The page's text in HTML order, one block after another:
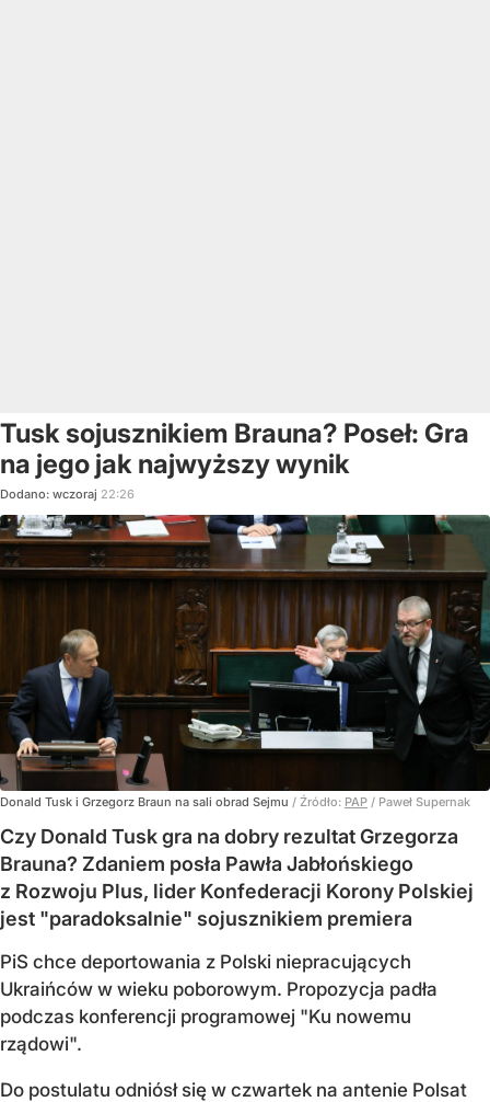
Tusk sojusznikiem Brauna? Poseł: Gra
na jego jak najwyższy wynik
Dodano: wczoraj 22:26
Donald Tusk i Grzegorz Braun na sali obrad Sejmu / Źródło: PAP / Paweł Supernak
Czy Donald Tusk gra na dobry rezultat Grzegorza
Brauna? Zdaniem posła Pawła Jabłońskiego
z Rozwoju Plus, lider Konfederacji Korony Polskiej
jest "paradoksalnie" sojusznikiem premiera
PiS chce deportowania z Polski niepracujących
Ukraińców w wieku poborowym. Propozycja padła
podczas konferencji programowej "Ku nowemu
rządowi".
Do postulatu odniósł się w czwartek na antenie Polsat